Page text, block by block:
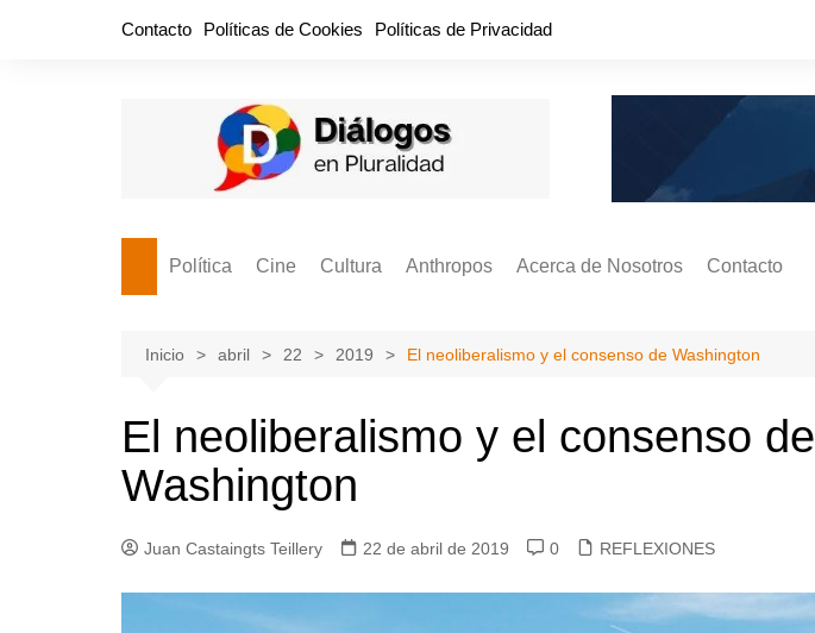
Contacto Políticas de Cookies Políticas de Privacidad
Política
Cabos Sueltos
Disruptor
Espacio Ciudadano
El Cardenche
Guerra de Encuestas
Línea Dura
Cine
FILMOGRAFÍAS
Cultura
Crónica
Libros
Valor Público
Poesía
Anthropos
Estadística
Acerca de Nosotros Contacto
Inicio abril 22 2019 El neoliberalismo y el consenso de Washington
El neoliberalismo y el consenso de
Washington
Juan Castaingts Teillery 22 de abril de 2019 0 REFLEXIONES